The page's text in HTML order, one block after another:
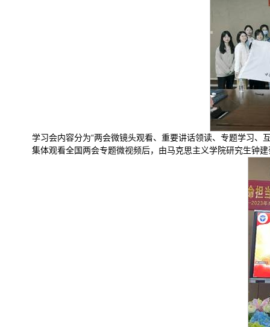
学习会内容分为“两会微镜头观看、重要讲话领读、专题学习、
集体观看全国两会专题微视频后，由马克思主义学院研究生钟